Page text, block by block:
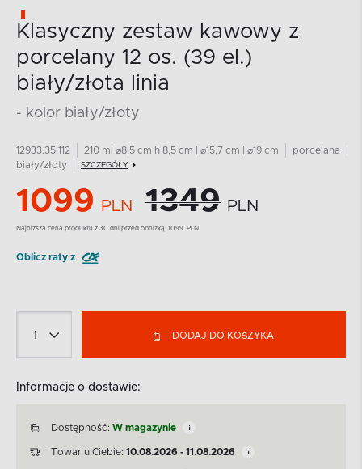
Klasyczny zestaw kawowy z
porcelany 12 os. (39 el.)
biały/złota linia
- kolor biały/złoty
12933.35.112 210 ml ⌀8,5 cm h 8,5 cm | ⌀15,7 cm | ⌀19 cm
porcelana
biały/złoty
SZCZEGÓŁY
1099 PLN 1349 PLN
Najnizsza cena produktu z 30 dni przed obniżką: 1099 PLN
Oblicz raty z
DODAJ DO KOSZYKA
Informacje o dostawie:
Dostępność: W magazynie
Towar u Ciebie: 10.08.2026 - 11.08.2026